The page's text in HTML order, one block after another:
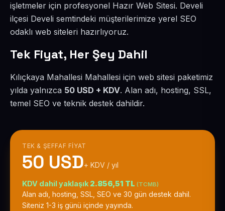
işletmeler için profesyonel Hazır Web Sitesi. Develi
ilçesi Develi semtindeki müşterilerimize yerel SEO
odaklı web siteleri hazırlıyoruz.
Tek Fiyat, Her Şey Dahil
Kılıçkaya Mahallesi Mahallesi için web sitesi paketimiz
yılda yalnızca 50 USD + KDV. Alan adı, hosting, SSL,
temel SEO ve teknik destek dahildir.
TEK & ŞEFFAF FIYAT
50 USD+ KDV / yıl
KDV dahil yaklaşık 2.856,51 TL (TCMB)
Alan adı, hosting, SSL, SEO ve 30 gün destek dahil.
Siteniz 1-3 iş günü içinde yayında.